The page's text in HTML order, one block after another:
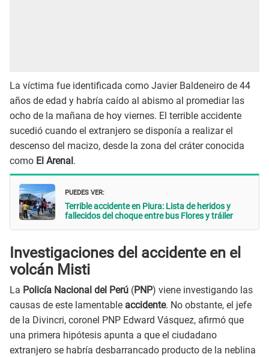
La víctima fue identificada como Javier Baldeneiro de 44
años de edad y habría caído al abismo al promediar las
ocho de la mañana de hoy viernes. El terrible accidente
sucedió cuando el extranjero se disponía a realizar el
descenso del macizo, desde la zona del cráter conocida
como El Arenal.
PUEDES VER:
Terrible accidente en Piura: Lista de heridos y
fallecidos del choque entre bus Flores y tráiler
Investigaciones del accidente en el
volcán Misti
La Policía Nacional del Perú (PNP) viene investigando las
causas de este lamentable accidente. No obstante, el jefe
de la Divincri, coronel PNP Edward Vásquez, afirmó que
una primera hipótesis apunta a que el ciudadano
extranjero se habría desbarrancado producto de la neblina